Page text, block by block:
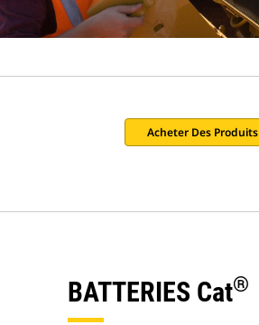
Acheter Des Produits
BATTERIES Cat®